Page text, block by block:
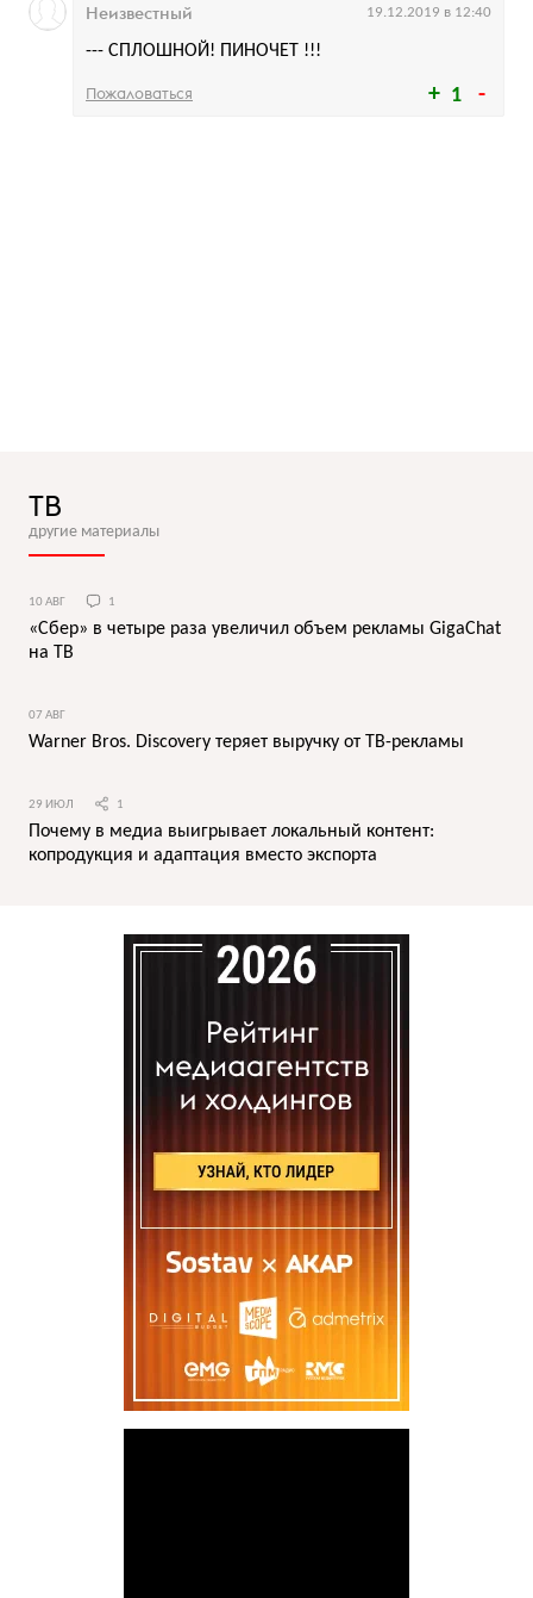
1
--- СПЛОШНОЙ! ПИНОЧЕТ !!!
Неизвестный 19.12.2019 в 12:40
Пожаловаться
ТВ
другие материалы
10 АВГ 1
«Сбер» в четыре раза увеличил объем рекламы GigaChat
на ТВ
07 АВГ
Warner Bros. Discovery теряет выручку от ТВ-рекламы
29 ИЮЛ 1
Почему в медиа выигрывает локальный контент:
копродукция и адаптация вместо экспорта